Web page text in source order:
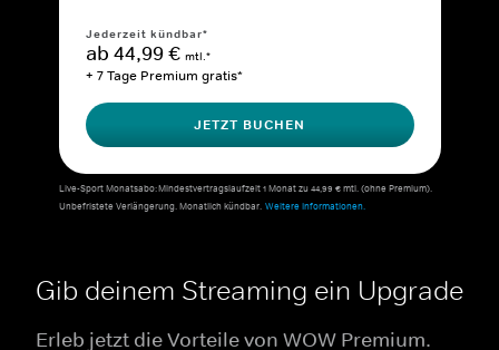
Jederzeit kündbar*
ab 44,99 € mtl.*
+ 7 Tage Premium gratis*
JETZT BUCHEN
Live-Sport Monatsabo: Mindestvertragslaufzeit 1 Monat zu 44,99 € mtl. (ohne Premium).
Unbefristete Verlängerung. Monatlich kündbar. Weitere Informationen.
Gib deinem Streaming ein Upgrade
Erleb jetzt die Vorteile von WOW Premium.